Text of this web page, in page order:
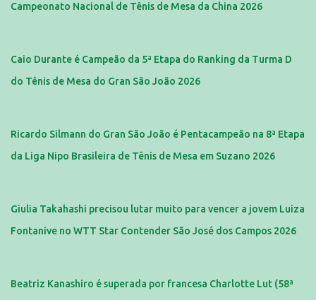
Campeonato Nacional de Tênis de Mesa da China 2026
Caio Durante é Campeão da 5ª Etapa do Ranking da Turma D
do Tênis de Mesa do Gran São João 2026
Ricardo Silmann do Gran São João é Pentacampeão na 8ª Etapa
da Liga Nipo Brasileira de Tênis de Mesa em Suzano 2026
Giulia Takahashi precisou lutar muito para vencer a jovem Luiza
Fontanive no WTT Star Contender São José dos Campos 2026
Beatriz Kanashiro é superada por francesa Charlotte Lut (58ª